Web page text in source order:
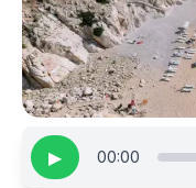
▶ 00:00